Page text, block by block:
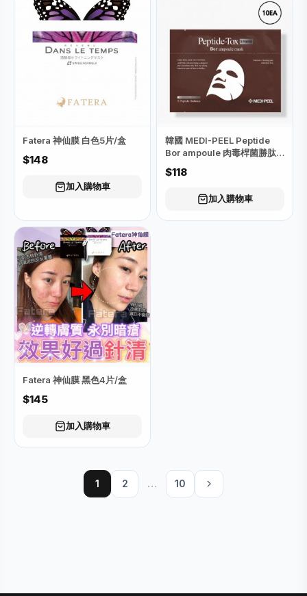
Fatera 神仙膜 白色5片/盒
$148
加入購物車
韓國 MEDI-PEEL Peptide
Bor ampoule 肉毒桿菌勝肽
面膜 (1盒10片)
$118
加入購物車
Fatera 神仙膜 黑色4片/盒
$145
加入購物車
1 2 … 10